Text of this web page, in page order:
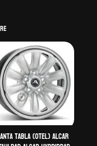
tabla (otel) ALCAR